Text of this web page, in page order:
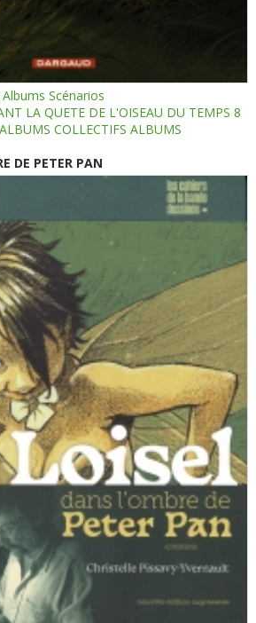
Scénarios
LA QUETE DE L'OISEAU DU TEMPS 8
ALBUMS COLLECTIFS ALBUMS
DE PETER PAN